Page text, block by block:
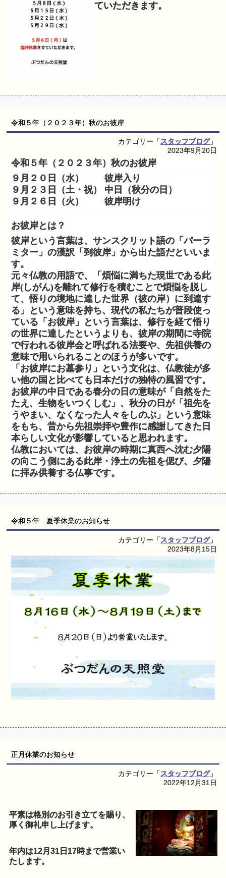
ていただきます。
令和５年（２０２３年）秋のお彼岸
カテゴリー「スタッフブログ」
2023年9月20日
令和５年（２０２３年）秋のお彼岸
９月２０日（水） 彼岸入り
９月２３日（土・祝） 中日（秋分の日）
９月２６日（火） 彼岸明け
お彼岸とは？
彼岸という言葉は、サンスクリット語の「パーラ
ミター」の漢訳「到彼岸」から出た語だといいま
す。
元々仏教の用語で、「煩悩に満ちた現世である此
岸(しがん)を離れて修行を積むことで煩悩を脱し
て、悟りの境地に達した世界（彼の岸）に到達す
る」という意味を持ち、現代の私たちが普段使っ
ている「お彼岸」という言葉は、修行を経て悟り
の世界に達したというよりも、彼岸の期間に寺院
で行われる彼岸会と呼ばれる法要や、先祖供養の
意味で用いられることのほうが多いです。
「お彼岸にお墓参り」という文化は、仏教徒が多
い他の国と比べても日本だけの独特の風習です。
お彼岸の中日である春分の日の意味が「自然をた
たえ、生物をいつくしむ」、秋分の日が「祖先を
うやまい、なくなった人々をしのぶ」という意味
をもち、昔から先祖崇拝や豊作に感謝してきた日
本らしい文化が影響していると思われます。
仏教においては、お彼岸の時期に真西へ沈む夕陽
の向こう側にある此岸・浄土の先祖を偲び、夕陽
に拝み供養する仏事です。
令和５年 夏季休業のお知らせ
カテゴリー「スタッフブログ」
2023年8月15日
正月休業のお知らせ
カテゴリー「スタッフブログ」
2022年12月31日
平素は格別のお引き立てを賜り、
厚く御礼申し上げます。
年内は12月31日17時まで営業い
たします。